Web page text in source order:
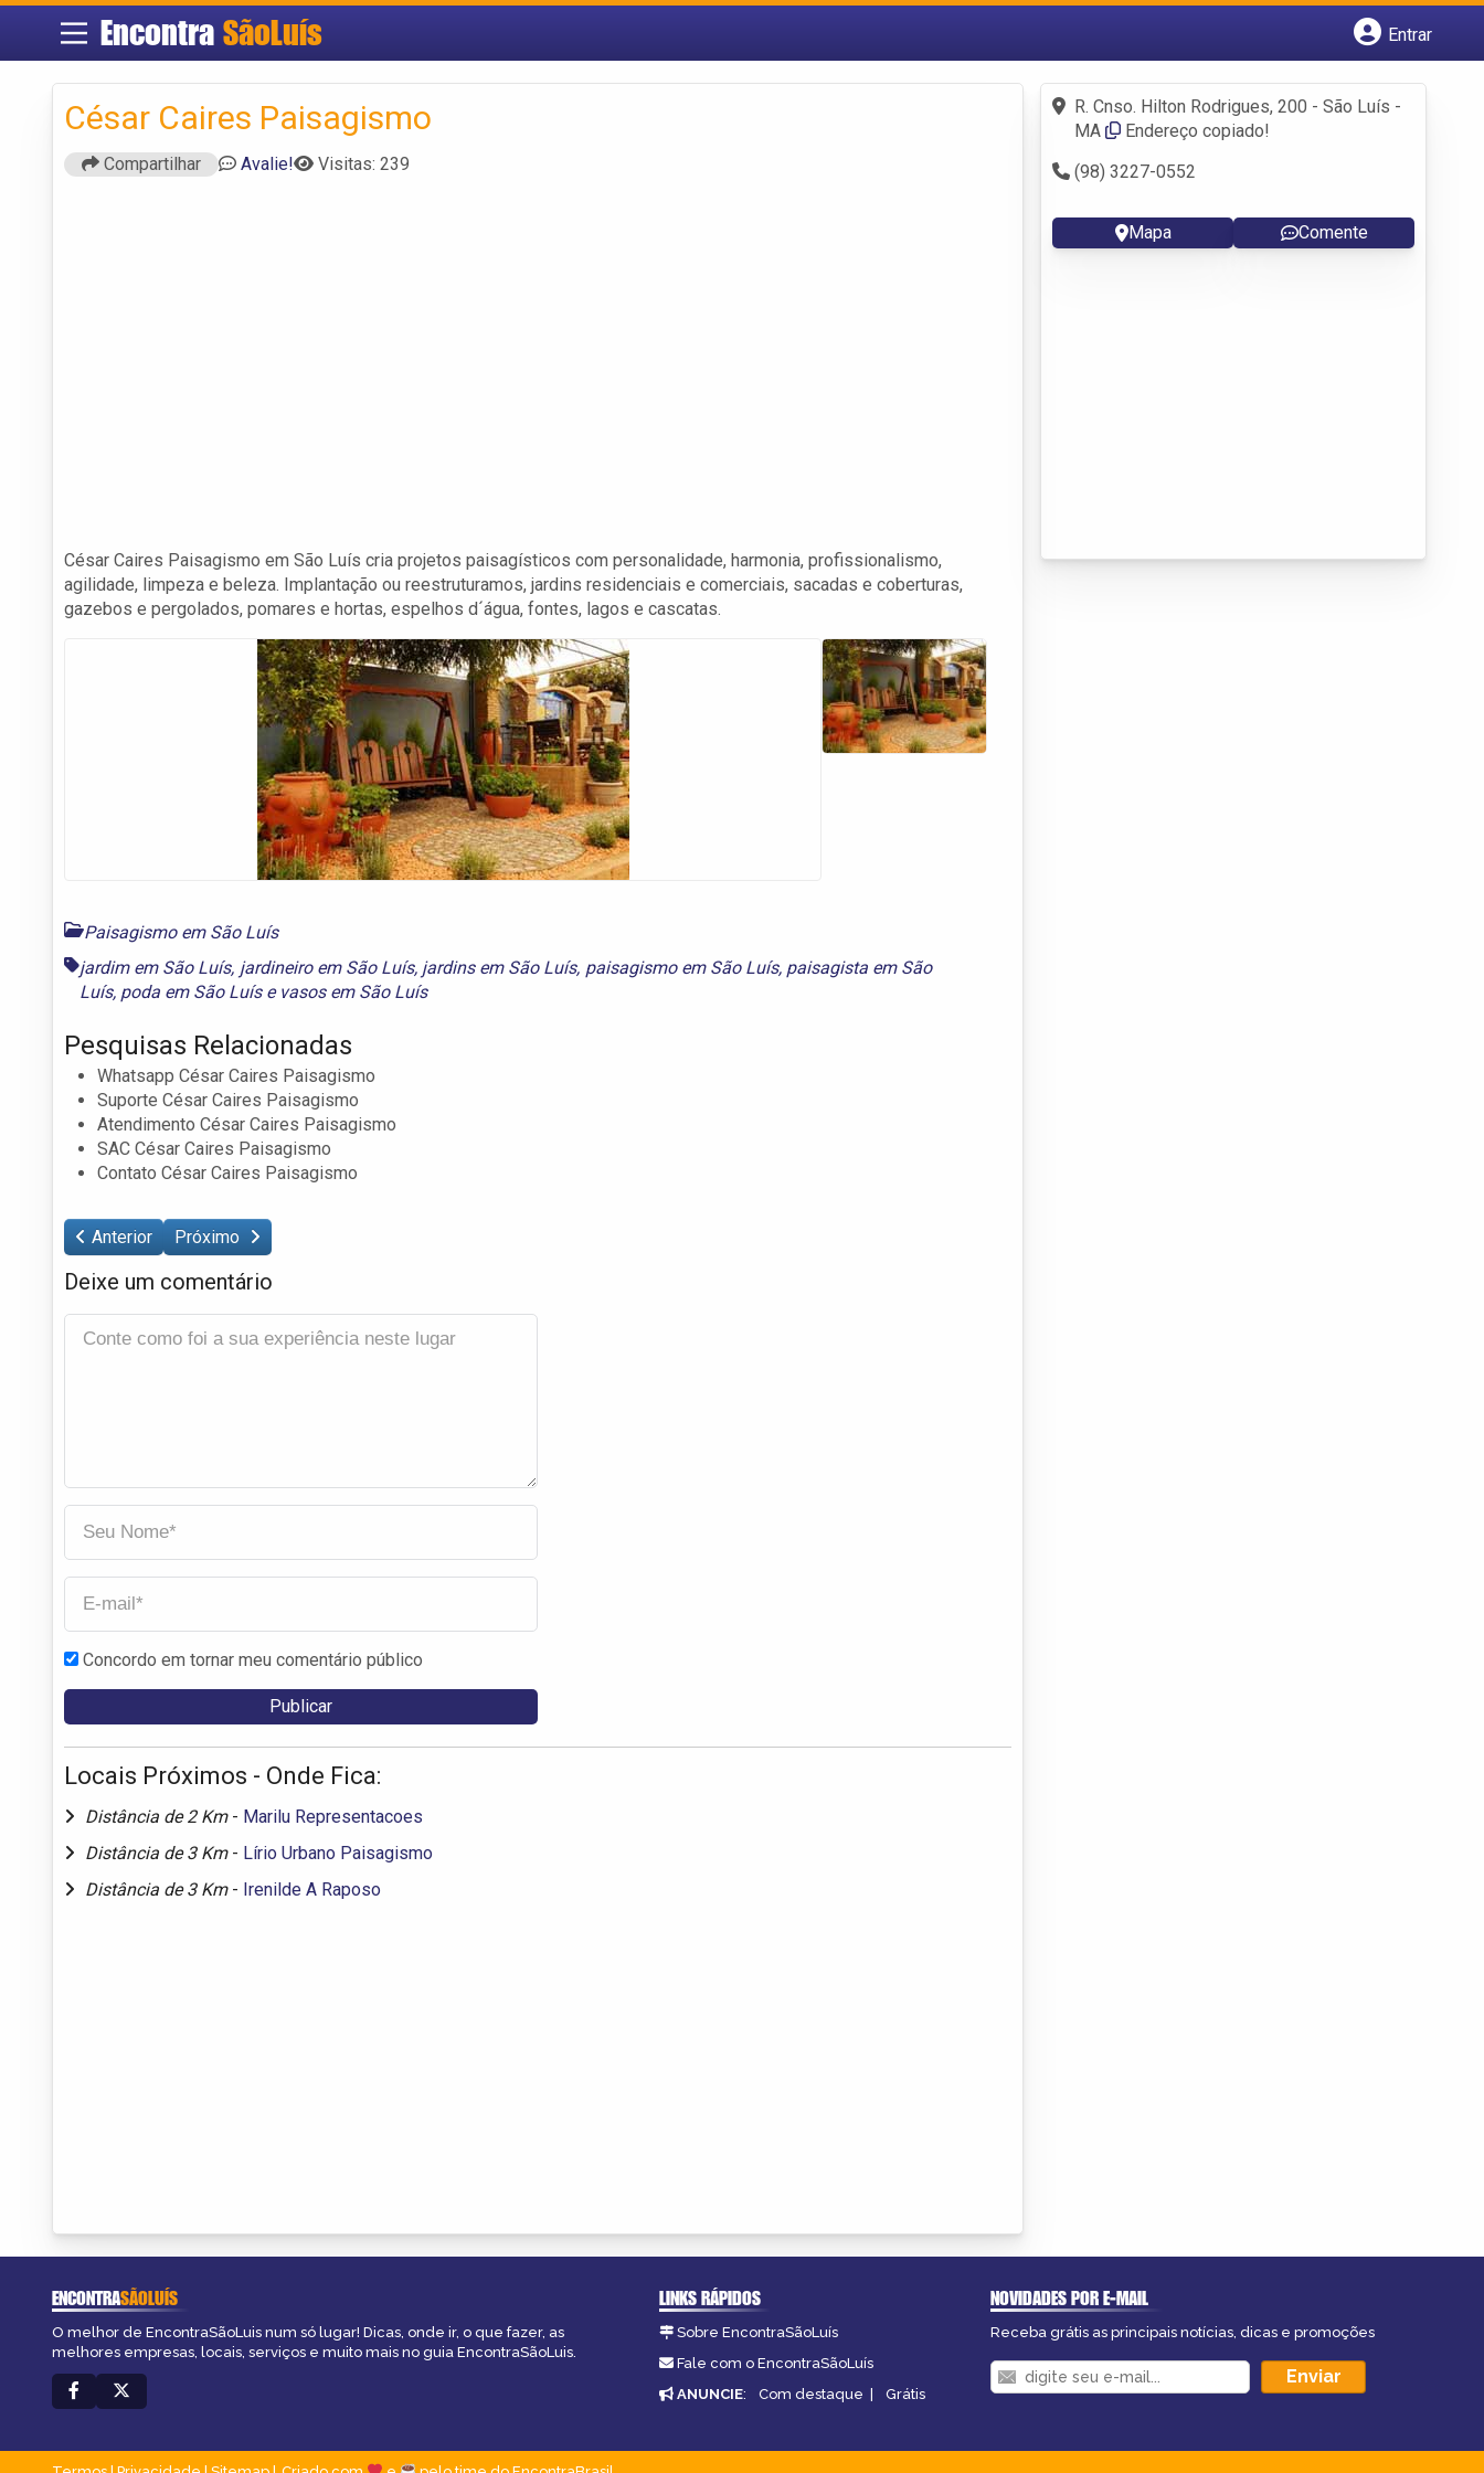
Encontra SãoLuís
Entrar
Fazer login
Criar conta
César Caires Paisagismo
Compartilhar Avalie! Visitas: 239
César Caires Paisagismo em São Luís cria projetos paisagísticos com personalidade, harmonia, profissionalismo,
agilidade, limpeza e beleza. Implantação ou reestruturamos, jardins residenciais e comerciais, sacadas e coberturas,
gazebos e pergolados, pomares e hortas, espelhos d´água, fontes, lagos e cascatas.
Paisagismo em São Luís
jardim em São Luís, jardineiro em São Luís, jardins em São Luís, paisagismo em São Luís, paisagista em São
Luís, poda em São Luíse vasos em São Luís
Pesquisas Relacionadas
Whatsapp César Caires Paisagismo
Suporte César Caires Paisagismo
Atendimento César Caires Paisagismo
SAC César Caires Paisagismo
Contato César Caires Paisagismo
Anterior Próximo
Deixe um comentário
Concordo em tornar meu comentário público
Locais Próximos - Onde Fica:
Distância de 2 Km - Marilu Representacoes
Distância de 3 Km - Lírio Urbano Paisagismo
Distância de 3 Km - Irenilde A Raposo
R. Cnso. Hilton Rodrigues, 200 - São Luís -
MA
Endereço copiado!
(98) 3227-0552
Mapa Comente
ENCONTRASÃOLUÍS
O melhor de EncontraSãoLuis num só lugar! Dicas, onde ir, o que fazer, as
melhores empresas, locais, serviços e muito mais no guia EncontraSãoLuis.
LINKS RÁPIDOS
Sobre EncontraSãoLuís
Fale com o EncontraSãoLuís
ANUNCIE: Com destaque | Grátis
NOVIDADES POR E-MAIL
Receba grátis as principais notícias, dicas e promoções